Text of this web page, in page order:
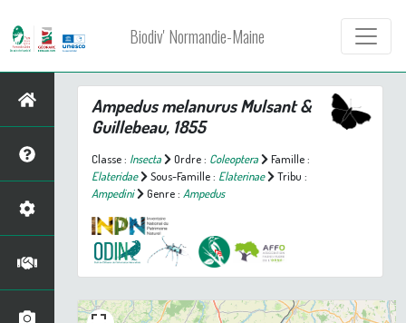
Biodiv' Normandie-Maine
Ampedus melanurusMulsant &
Guillebeau, 1855
Classe : Insecta Ordre : Coleoptera
Famille :
Elateridae
Sous-Famille : Elaterinae
Tribu :
Ampedini
Genre : Ampedus